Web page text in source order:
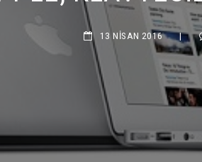
13 NISAN 2016 |